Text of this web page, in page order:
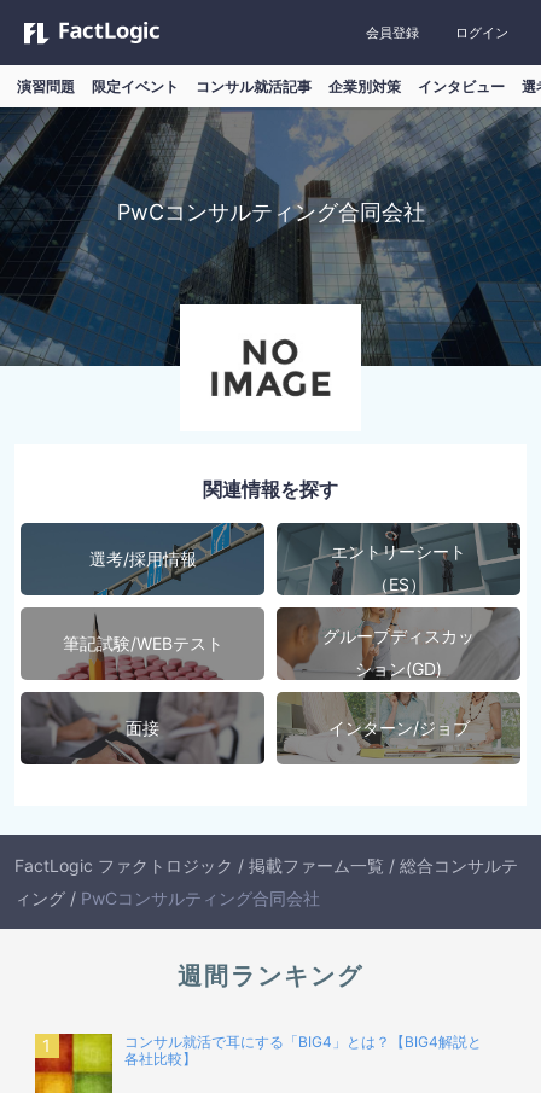
会員登録 ログイン
演習問題 限定イベント コンサル就活記事 企業別対策 インタビュー 選
PwCコンサルティング合同会社
関連情報を探す
選考/採用情報
エントリーシート
（ES）
筆記試験/WEBテスト
グループディスカッ
ション(GD)
面接 インターン/ジョブ
FactLogic ファクトロジック / 掲載ファーム一覧 / 総合コンサルテ
ィング / PwCコンサルティング合同会社
週間ランキング
コンサル就活で耳にする「BIG4」とは？【BIG4解説と
各社比較】